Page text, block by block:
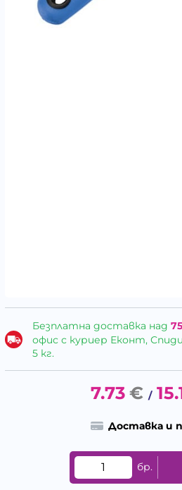
Безплатна доставка над
офис с куриер Еконт,
5 кг.
7.73 € /
Доставка и
бр.